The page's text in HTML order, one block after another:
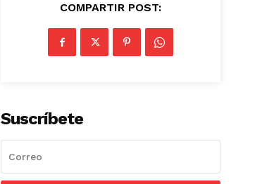
COMPARTIR POST:
Suscríbete